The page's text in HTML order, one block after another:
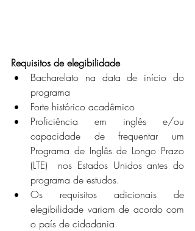
Requisitos de elegibilidade
Bacharelato na data de início do
programa
Forte histórico acadêmico
Proficiência em inglês e/ou
capacidade de frequentar um
Programa de Inglês de Longo Prazo
(LTE)  nos Estados Unidos antes do
programa de estudos.
Os requisitos adicionais de
elegibilidade variam de acordo com
o país de cidadania.